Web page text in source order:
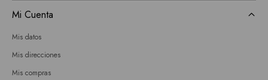
Mi Cuenta
Mis datos
Mis direcciones
Mis compras